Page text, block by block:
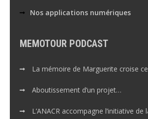
Nos applications numériques
MEMOTOUR PODCAST
La mémoire de Marguerite croise
Aboutissement d’un projet…
L’ANACR accompagne l’initiative